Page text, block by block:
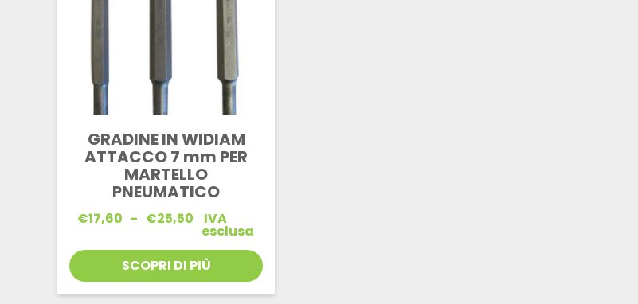
GRADINE IN WIDIAM
ATTACCO 7 mm PER
MARTELLO
PNEUMATICO
€17,60 - €25,50
Fascia
di
da
€17,60
a
€25,50
IVA
esclusa
SCOPRI DI PIÙ